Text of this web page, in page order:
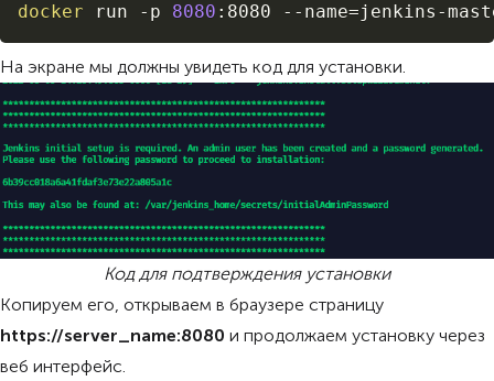
docker run -p 8080 :8080 --name=jenkins-
На экране мы должны увидеть код для установки.
Код для подтверждения установки
Копируем его, открываем в браузере страницу
https://server_name:8080 и продолжаем установку через
веб интерфейс.